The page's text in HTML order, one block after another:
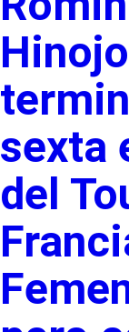
sexta
del